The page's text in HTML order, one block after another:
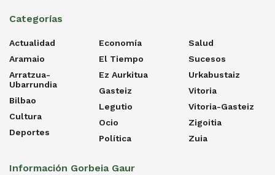
Categorías
Actualidad
Aramaio
Arratzua-
Ubarrundia
Bilbao
Cultura
Deportes
Economía
El Tiempo
Ez Aurkitua
Gasteiz
Legutio
Ocio
Política
Salud
Sucesos
Urkabustaiz
Vitoria
Vitoria-Gasteiz
Zigoitia
Zuia
Información Gorbeia Gaur